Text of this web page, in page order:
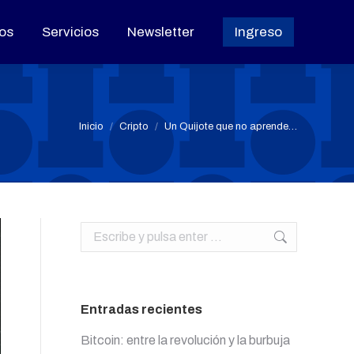
Servicios Newsletter Ingreso
Estás aquí:
Inicio Cripto Un Quijote que no aprende…
Buscar:
Entradas recientes
Bitcoin: entre la revolución y la burbuja
Servicios Newsletter Ingreso